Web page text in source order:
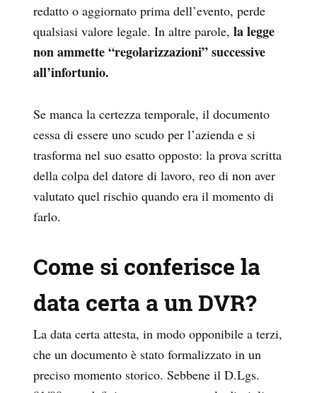
redatto o aggiornato prima dell’evento, perde
qualsiasi valore legale. In altre parole, la legge
non ammette “regolarizzazioni” successive
all’infortunio.
Se manca la certezza temporale, il documento
cessa di essere uno scudo per l’azienda e si
trasforma nel suo esatto opposto: la prova scritta
della colpa del datore di lavoro, reo di non aver
valutato quel rischio quando era il momento di
farlo.
Come si conferisce la
data certa a un DVR?
La data certa attesta, in modo opponibile a terzi,
che un documento è stato formalizzato in un
preciso momento storico. Sebbene il D.Lgs.